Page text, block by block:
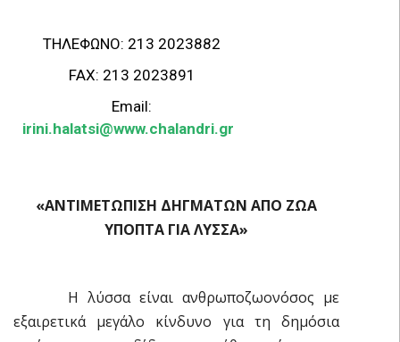
ΤΗΛΕΦΩΝΟ: 213 2023882
FAX: 213 2023891
Email:
irini.halatsi@www.chalandri.gr
«ΑΝΤΙΜΕΤΩΠΙΣΗ ΔΗΓΜΑΤΩΝ ΑΠΟ ΖΩΑ
ΥΠΟΠΤΑ ΓΙΑ ΛΥΣΣΑ»
Η λύσσα είναι ανθρωποζωονόσος με
εξαιρετικά μεγάλο κίνδυνο για τη δημόσια